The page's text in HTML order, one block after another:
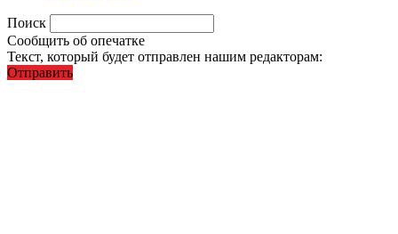
Поиск
Сообщить об опечатке
Текст, который будет отправлен нашим редакторам:
Отправить